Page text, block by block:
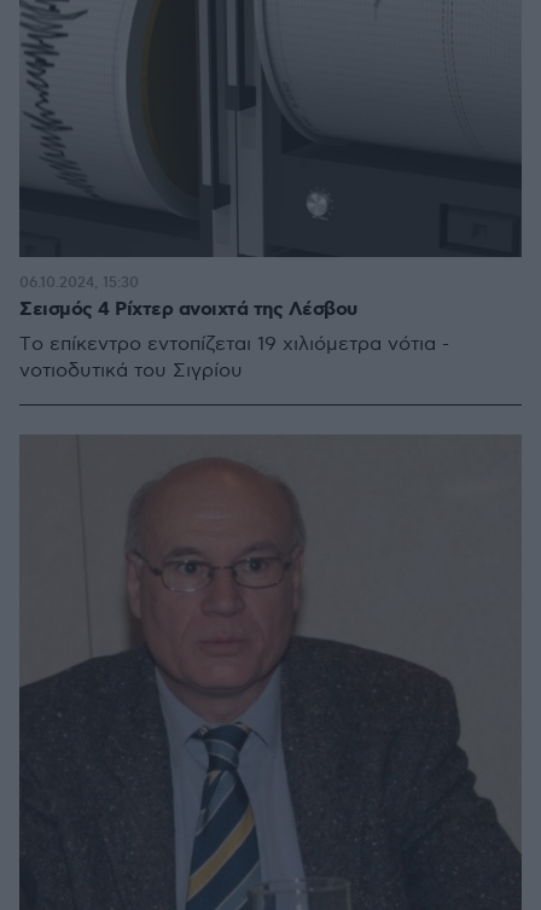
Σεισμός 4 Ρίχτερ ανοιχτά της Λέσβου
Tο επίκεντρο εντοπίζεται 19 χιλιόμετρα νότια -
νοτιοδυτικά του Σιγρίου
06.10.2024, 15:30